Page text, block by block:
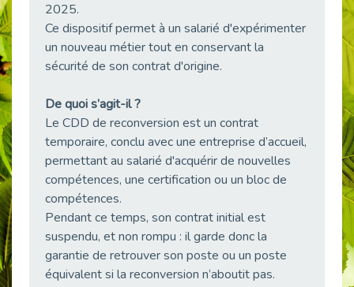
Publié le 18/05/2026
Publié le 12/05/2026
38 vidéos pour comprendre et agir durablement
Publié le 04/05/2026
Le taux d’emploi direct dans la fonction publique dépasse 6 % en 2025
Publié le 04/05/2026
Publié le 01/05/2026
Témoignage : Le parcours de Marc, 44 ans
2025.
Ce dispositif permet à un salarié d'expérimenter
un nouveau métier tout en conservant la
sécurité de son contrat d'origine.
De quoi s’agit-il ?
Le CDD de reconversion est un contrat
temporaire, conclu avec une entreprise d’accueil,
permettant au salarié d'acquérir de nouvelles
compétences, une certification ou un bloc de
compétences.
Pendant ce temps, son contrat initial est
suspendu, et non rompu : il garde donc la
garantie de retrouver son poste ou un poste
équivalent si la reconversion n’aboutit pas.